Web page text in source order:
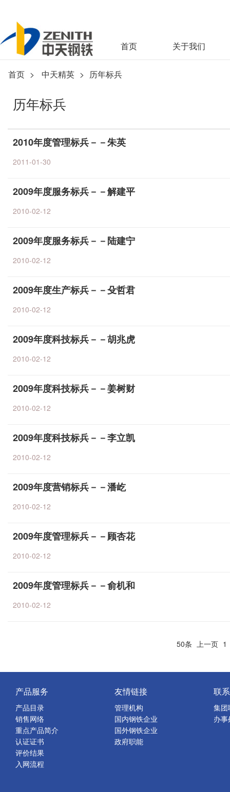
首页 关于我们
首页 > 中天精英 > 历年标兵
历年标兵
2010年度管理标兵－－朱英
2011-01-30
2009年度服务标兵－－解建平
2010-02-12
2009年度服务标兵－－陆建宁
2010-02-12
2009年度生产标兵－－殳哲君
2010-02-12
2009年度科技标兵－－胡兆虎
2010-02-12
2009年度科技标兵－－姜树财
2010-02-12
2009年度科技标兵－－李立凯
2010-02-12
2009年度营销标兵－－潘屹
2010-02-12
2009年度管理标兵－－顾杏花
2010-02-12
2009年度管理标兵－－俞机和
2010-02-12
50条 上一页 1
产品服务
产品目录
销售网络
重点产品简介
认证证书
评价结果
入网流程
友情链接
管理机构
国内钢铁企业
国外钢铁企业
政府职能
联
集团
办